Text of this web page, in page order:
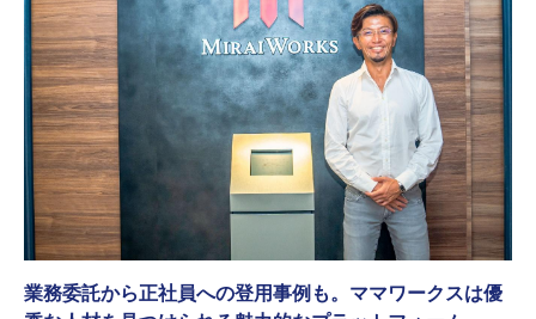
業務委託から正社員への登用事例も。ママワークスは優